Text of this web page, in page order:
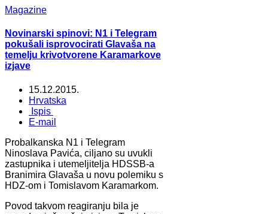
Magazine
Novinarski spinovi: N1 i Telegram
pokušali isprovocirati Glavaša na
temelju krivotvorene Karamarkove
izjave
15.12.2015.
Hrvatska
Ispis
E-mail
Probalkanska N1 i Telegram
Ninoslava Pavića, ciljano su uvukli
zastupnika i utemeljitelja HDSSB-a
Branimira Glavaša u novu polemiku s
HDZ-om i Tomislavom Karamarkom.
Povod takvom reagiranju bila je